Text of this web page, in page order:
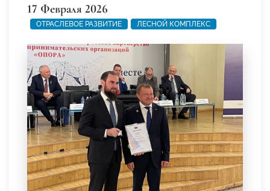
17 Февраля 2026
ОТРАСЛЕВОЕ РАЗВИТИЕ ЛЕСНОЙ КОМПЛЕКС